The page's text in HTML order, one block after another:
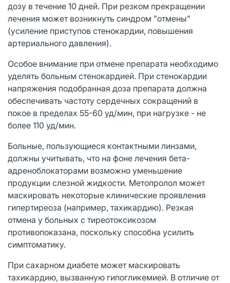
дозу в течение 10 дней. При резком прекращении
лечения может возникнуть синдром "отмены"
(усиление приступов стенокардии, повышения
артериального давления).
Особое внимание при отмене препарата необходимо
уделять больным стенокардией. При стенокардии
напряжения подобранная доза препарата должна
обеспечивать частоту сердечных сокращений в
покое в пределах 55-60 уд/мин, при нагрузке - не
более 110 уд/мин.
Больные, пользующиеся контактными линзами,
должны учитывать, что на фоне лечения бета-
адреноблокаторами возможно уменьшение
продукции слезной жидкости. Метопролол может
маскировать некоторые клинические проявления
гипертиреоза (например, тахикардию). Резкая
отмена у больных с тиреотоксикозом
противопоказана, поскольку способна усилить
симптоматику.
При сахарном диабете может маскировать
тахикардию, вызванную гипогликемией. В отличие от